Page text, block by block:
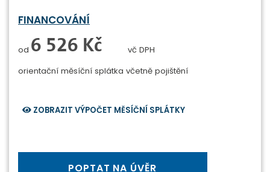
FINANCOVÁNÍ
od 0 Kč
vč DPH
orientační měsíční splátka včetně pojištění
ZOBRAZIT VÝPOČET MĚSÍČNÍ SPLÁTKY
POPTAT NA ÚVĚR